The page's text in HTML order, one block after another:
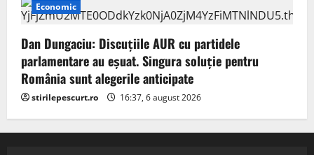
Economic
Dan Dungaciu: Discuțiile AUR cu partidele
parlamentare au eșuat. Singura soluție pentru
România sunt alegerile anticipate
stirilepescurt.ro 16:37, 6 august 2026